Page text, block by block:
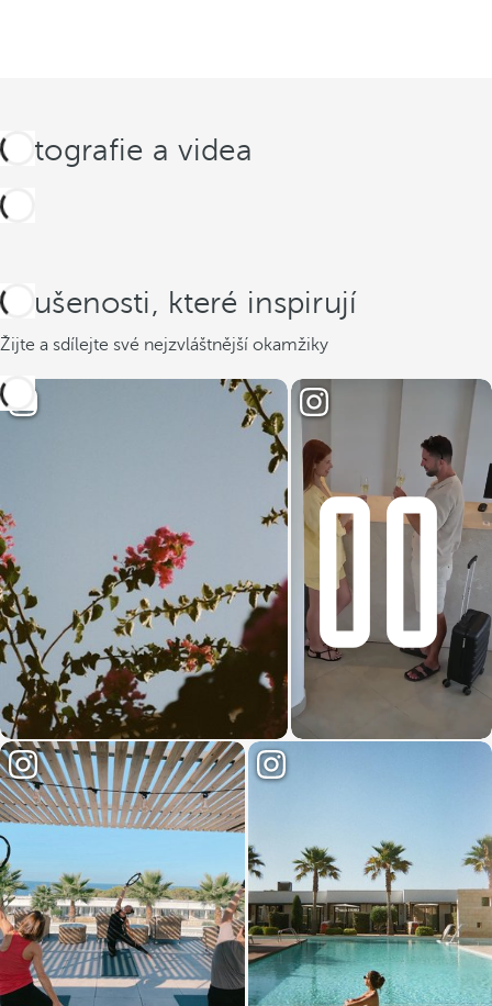
Fotografie a videa
Zkušenosti, které inspirují
Žijte a sdílejte své nejzvláštnější okamžiky